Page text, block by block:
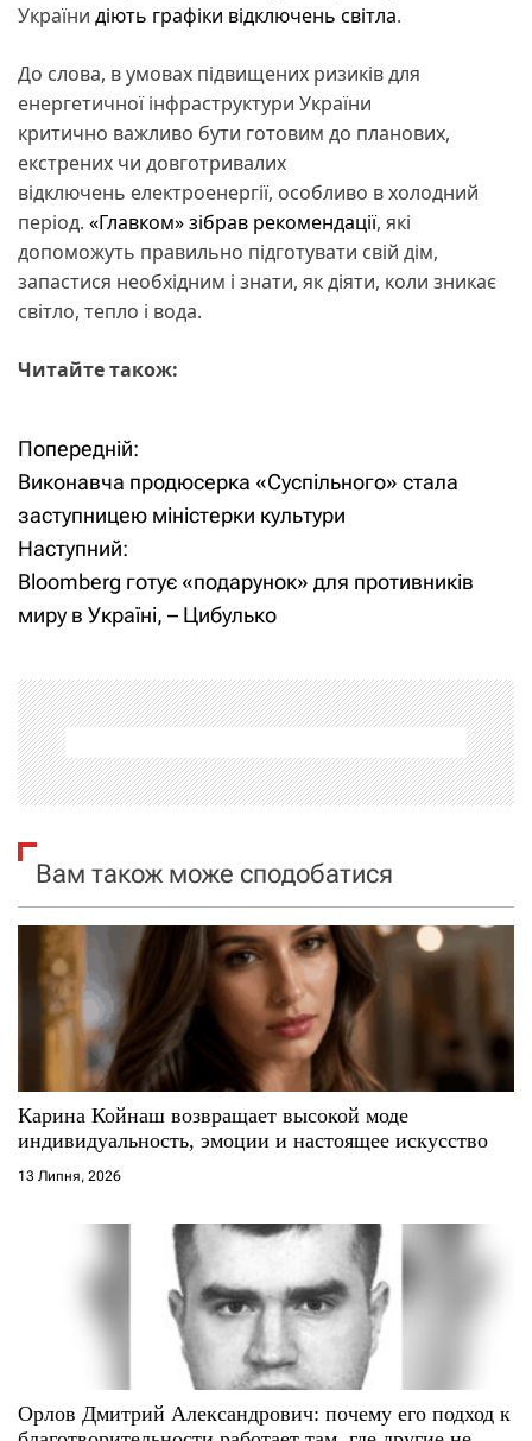
України діють графіки відключень світла.
До слова, в умовах підвищених ризиків для
енергетичної інфраструктури України
критично важливо бути готовим до планових,
екстрених чи довготривалих
відключень електроенергії, особливо в холодний
період. «Главком» зібрав рекомендації, які
допоможуть правильно підготувати свій дім,
запастися необхідним і знати, як діяти, коли зникає
світло, тепло і вода.
Читайте також:
Н
а
в
і
а
ц
і
я
з
с
і
Попередній:
Виконавча продюсерка «Суспільного» стала
заступницею міністерки культури
Наступний:
Bloomberg готує «подарунок» для противників
миру в Україні, – Цибулько
Вам також може сподобатися
Карина Койнаш возвращает высокой моде
индивидуальность, эмоции и настоящее искусство
13 Липня, 2026
Орлов Дмитрий Александрович: почему его подход к